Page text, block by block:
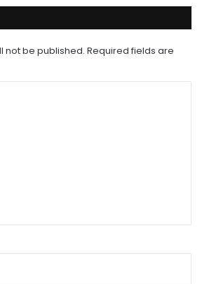
not be published. Required fields are